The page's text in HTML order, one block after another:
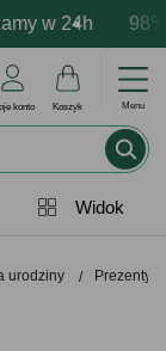
98%
pozytywne
konto Koszyk Menu
urodziny Prezenty
Widok